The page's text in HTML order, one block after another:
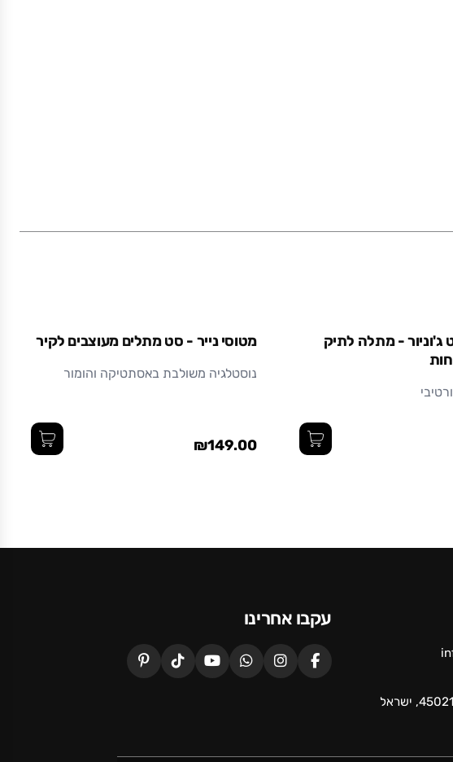
ג'וניור - מתלה לתיק
מטוסי נייר - סט מתלים מעוצבים לקיר
נוסטלגיה משולבת באסתטיקה והומור
₪149.00
עקבו אחרינו